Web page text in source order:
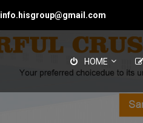
info.hisgroup@gmail.com
HOME